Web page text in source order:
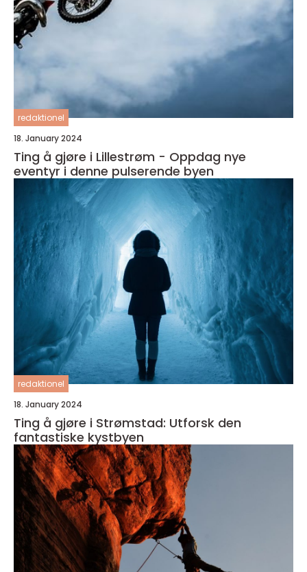
redaktionel
18. January 2024
Ting å gjøre i Lillestrøm - Oppdag nye
eventyr i denne pulserende byen
redaktionel
18. January 2024
Ting å gjøre i Strømstad: Utforsk den
fantastiske kystbyen